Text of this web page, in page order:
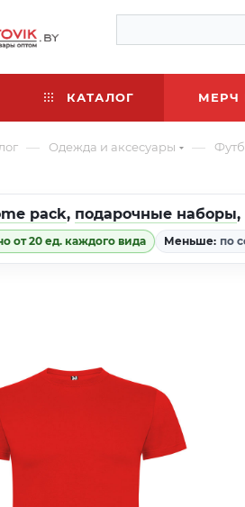
КАТАЛОГ МЕРЧ
— Одежда и аксесуары —
pack, подарочные наборы,
от 20 ед. каждого вида Меньше: по